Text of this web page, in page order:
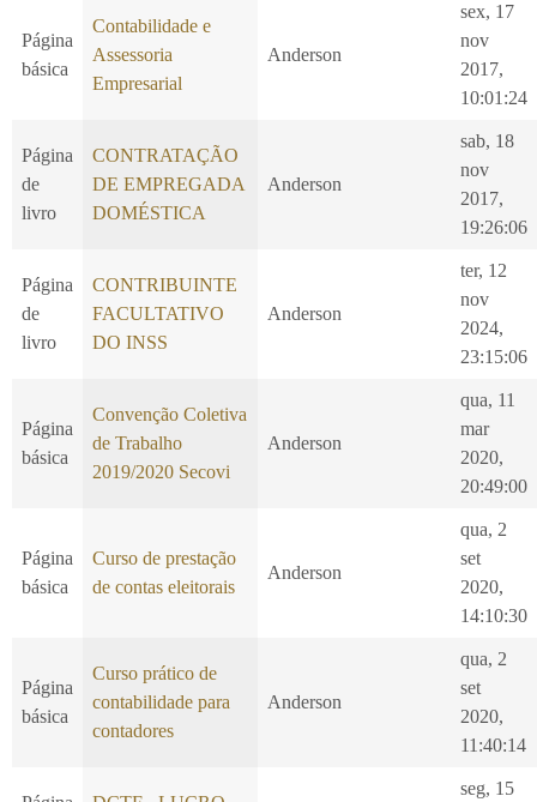
Página
básica
Contabilidade e
Assessoria
Empresarial
Anderson
sex, 17
nov
2017,
10:01:24
Página
de
livro
CONTRATAÇÃO
DE EMPREGADA
DOMÉSTICA
Anderson
sab, 18
nov
2017,
19:26:06
Página
de
livro
CONTRIBUINTE
FACULTATIVO
DO INSS
Anderson
ter, 12
nov
2024,
23:15:06
Página
básica
Convenção Coletiva
de Trabalho
2019/2020 Secovi
Anderson
qua, 11
mar
2020,
20:49:00
Página
básica
Curso de prestação
de contas eleitorais
Anderson
qua, 2
set
2020,
14:10:30
Página
básica
Curso prático de
contabilidade para
contadores
Anderson
qua, 2
set
2020,
11:40:14
seg, 15